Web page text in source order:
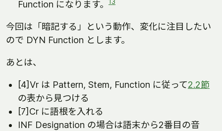
Function になります。
13
今回は「暗記する」という動作、変化に注目したい
ので DYN Function とします。
あとは、
[4]Vr は Pattern, Stem, Function に従って2.2節
の表から見つける
[7]Cr に語根を入れる
INF Designation の場合は語末から2番目の音